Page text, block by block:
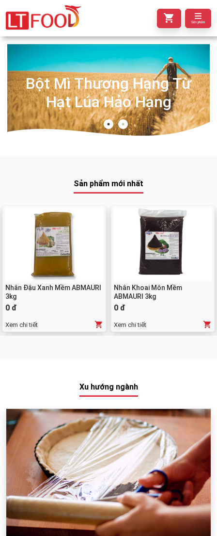
Sản phẩm
Bột Mì Thượng Hạng Từ
Hạt Lúa Hảo Hạng
Sản phẩm mới nhất
Nhân Đậu Xanh Mềm ABMAURI
3kg
0 đ
Xem chi tiết
Nhân Khoai Môn Mềm
ABMAURI 3kg
0 đ
Xem chi tiết
Xu hướng ngành